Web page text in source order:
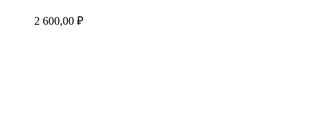
2 600,00 ₽